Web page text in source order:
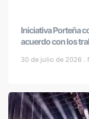
Iniciativa Porteña
acuerdo con los
30 de julio de 2026